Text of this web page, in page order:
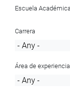
Escuela Académica
Carrera
Área de experiencia